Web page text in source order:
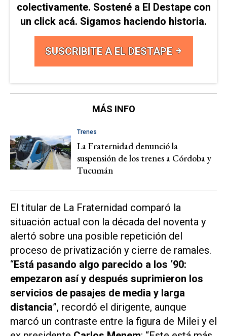
colectivamente. Sostené a El Destape con
un click acá. Sigamos haciendo historia.
SUSCRIBITE A EL DESTAPE
MÁS INFO
Trenes
La Fraternidad denunció la
suspensión de los trenes a Córdoba y
Tucumán
El titular de La Fraternidad comparó la
situación actual con la década del noventa y
alertó sobre una posible repetición del
proceso de privatización y cierre de ramales.
“Está pasando algo parecido a los ‘90:
empezaron así y después suprimieron los
servicios de pasajes de media y larga
distancia”, recordó el dirigente, aunque
marcó un contraste entre la figura de Milei y el